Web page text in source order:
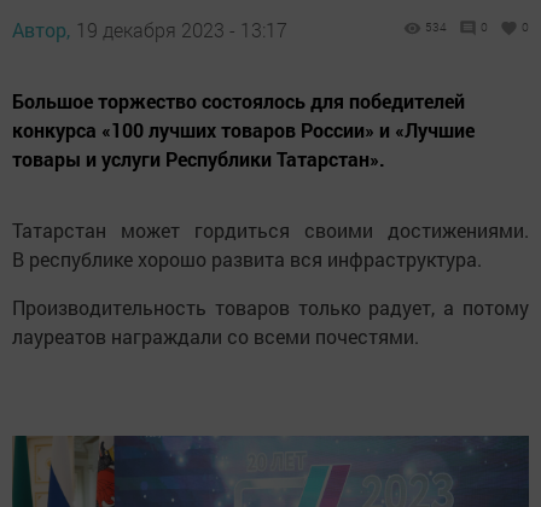
Автор, 19 декабря 2023 - 13:17 534 0 0
Большое торжество состоялось для победителей
конкурса «100 лучших товаров России» и «Лучшие
товары и услуги Республики Татарстан».
Татарстан может гордиться своими достижениями.
В республике хорошо развита вся инфраструктура.
Производительность товаров только радует, а потому
лауреатов награждали со всеми почестями.